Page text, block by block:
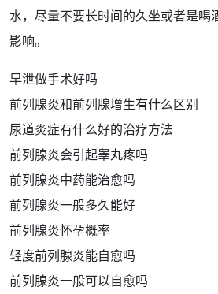
水，尽量不要长时间的久坐或者是喝
影响。
早泄做手术好吗
前列腺炎和前列腺增生有什么区别
尿道炎症有什么好的治疗方法
前列腺炎会引起睾丸疼吗
前列腺炎中药能治愈吗
前列腺炎一般多久能好
前列腺炎怀孕概率
轻度前列腺炎能自愈吗
前列腺炎一般可以自愈吗